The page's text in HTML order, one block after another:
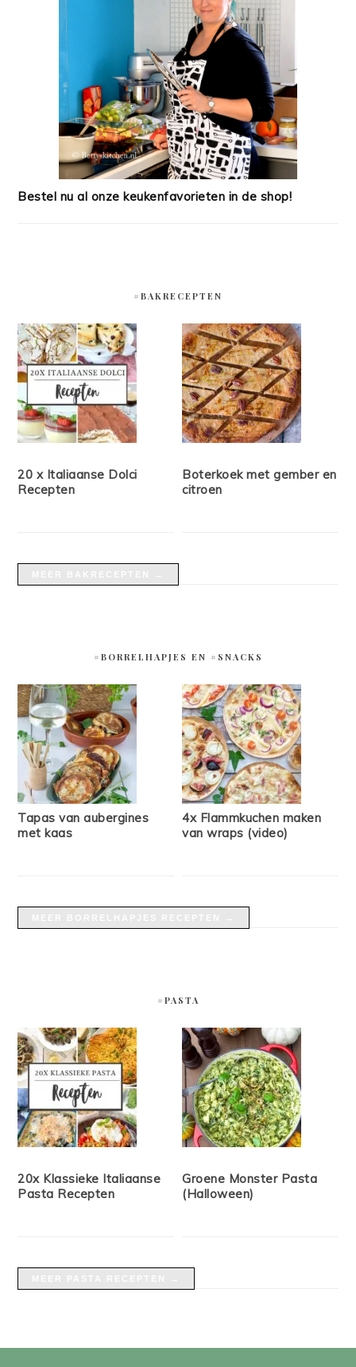
Bestel nu al onze keukenfavorieten in de shop!
#BAKRECEPTEN
20 x Italiaanse Dolci
Recepten
Boterkoek met gember en
citroen
#BORRELHAPJES EN #SNACKS
Tapas van aubergines
met kaas
4x Flammkuchen maken
van wraps (video)
#PASTA
20x Klassieke Italiaanse
Pasta Recepten
Groene Monster Pasta
(Halloween)